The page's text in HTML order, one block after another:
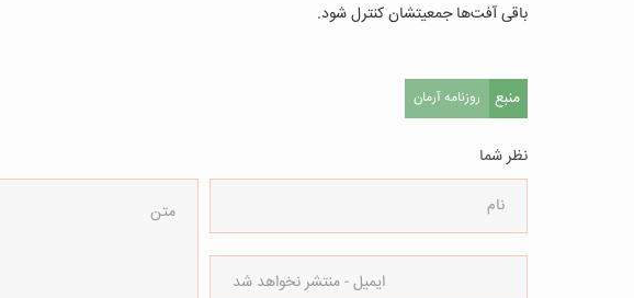
باقی آفت‌ها جمعیتشان کنترل شود.
منبع روزنامه آرمان
نظر شما